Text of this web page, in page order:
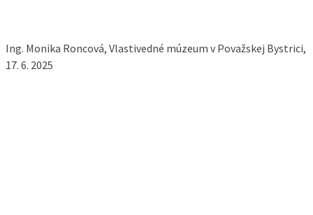
Ing. Monika Roncová, Vlastivedné múzeum v Považskej Bystrici,
17. 6. 2025